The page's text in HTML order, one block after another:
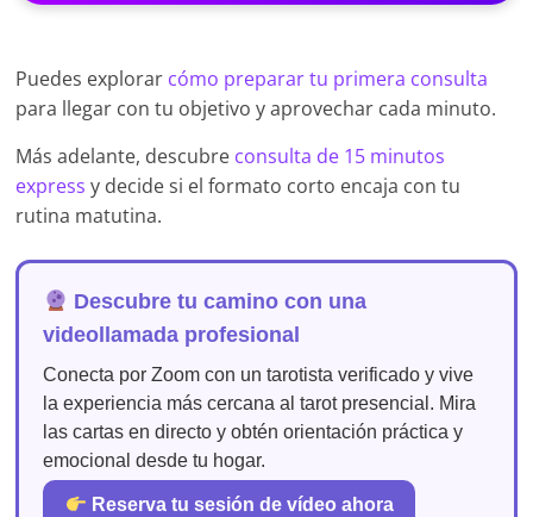
Puedes explorar cómo preparar tu primera consulta
para llegar con tu objetivo y aprovechar cada minuto.
Más adelante, descubre consulta de 15 minutos
express y decide si el formato corto encaja con tu
rutina matutina.
Descubre tu camino con una
videollamada profesional
Conecta por Zoom con un tarotista verificado y vive
la experiencia más cercana al tarot presencial. Mira
las cartas en directo y obtén orientación práctica y
emocional desde tu hogar.
Reserva tu sesión de vídeo ahora